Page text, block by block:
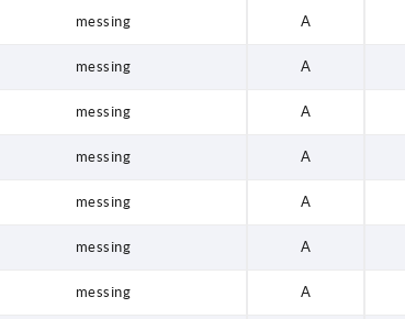
messing A
messing A
messing A
messing A
messing A
messing A
messing A